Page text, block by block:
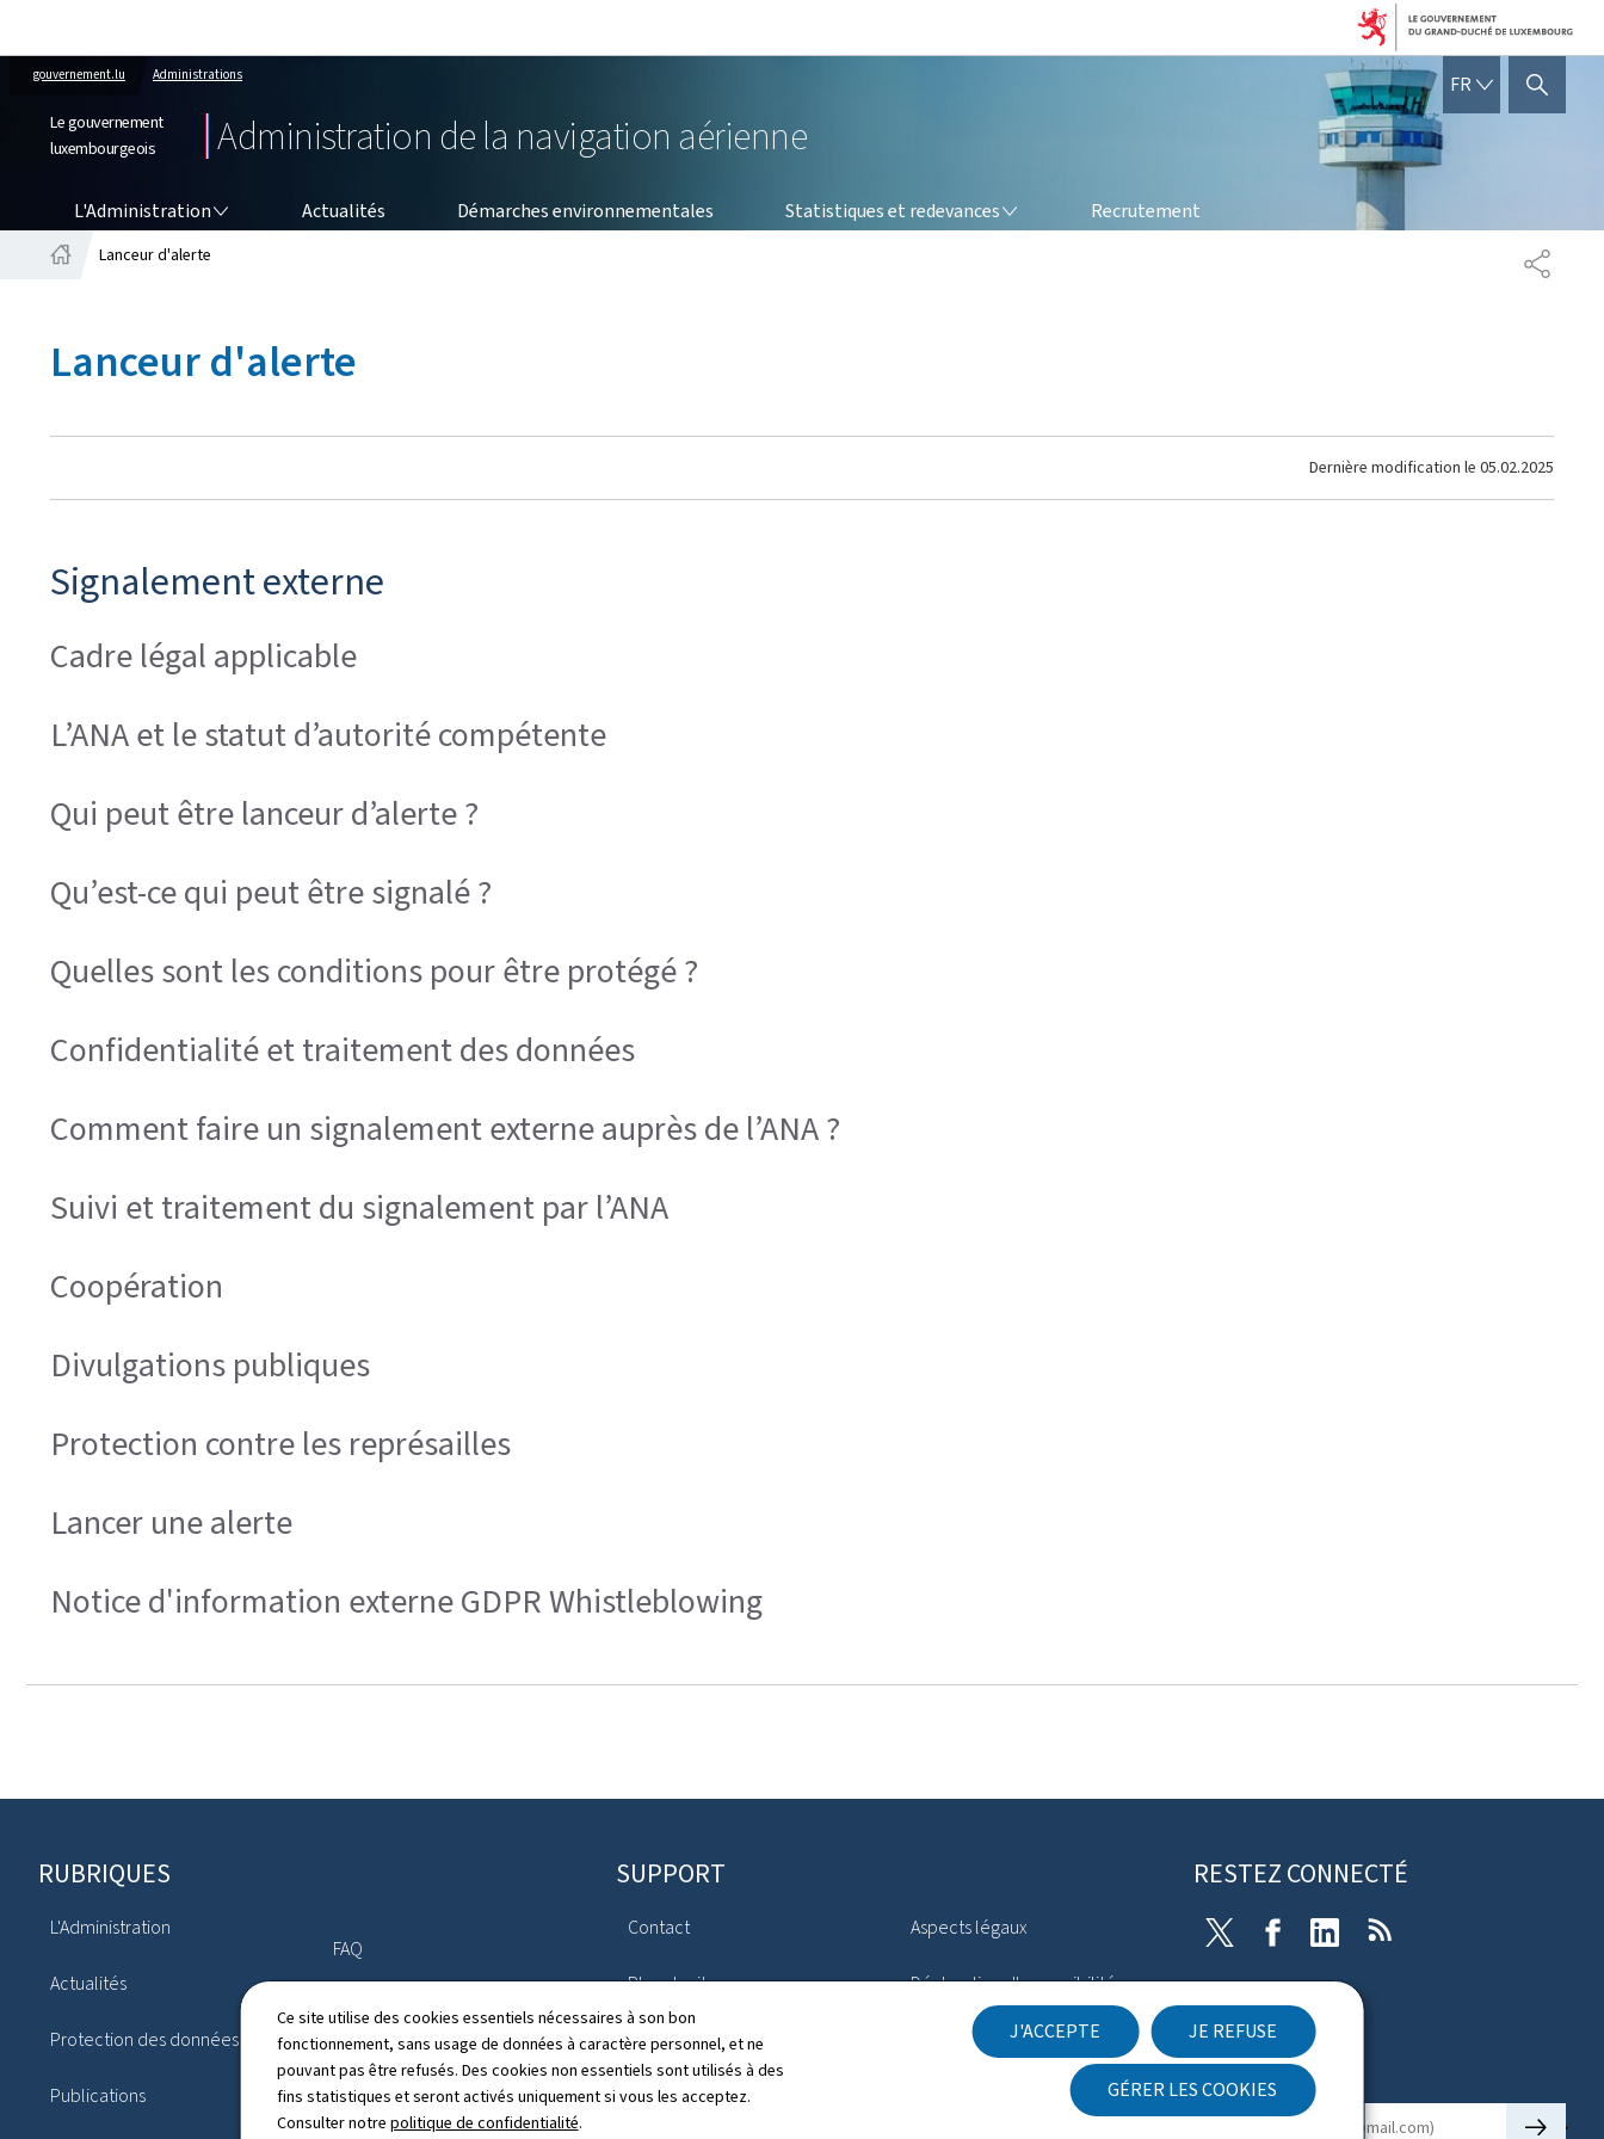
Ce site utilise des cookies essentiels nécessaires à son bon
fonctionnement, sans usage de données à caractère personnel, et ne
pouvant pas être refusés. Des cookies non essentiels sont utilisés à des
fins statistiques et seront activés uniquement si vous les acceptez.
Consulter notre politique de confidentialité.
J'ACCEPTE JE REFUSE
GÉRER LES COOKIES
gouvernement.lu Administrations
Le gouvernement
luxembourgeois
Administration de la navigation aérienne
FR FRANÇAIS
AFFICHER / MASQUER
L'Administration Actualités Démarches environnementales Statistiques et redevances
Recrutement
Lanceur d'alerte
Lanceur d'alerte
Dernière modification le 05.02.2025
Signalement externe
Cadre légal applicable
L’ANA et le statut d’autorité compétente
Qui peut être lanceur d’alerte ?
Qu’est-ce qui peut être signalé ?
Quelles sont les conditions pour être protégé ?
Confidentialité et traitement des données
Comment faire un signalement externe auprès de l’ANA ?
Suivi et traitement du signalement par l’ANA
Coopération
Divulgations publiques
Protection contre les représailles
Lancer une alerte
Notice d'information externe GDPR Whistleblowing
Pied
de
RUBRIQUES
L'Administration
Actualités
Protection des données
Publications
FAQ
Opérations aériennes -
exploitations spécialisées
SUPPORT
Contact
Plan du site
À propos du site
Aspects légaux
Déclaration d'accessibilité
Gestion des cookies
RESTEZ CONNECTÉ
Twitter FacebookLinkedIn
Newsletter
🡒